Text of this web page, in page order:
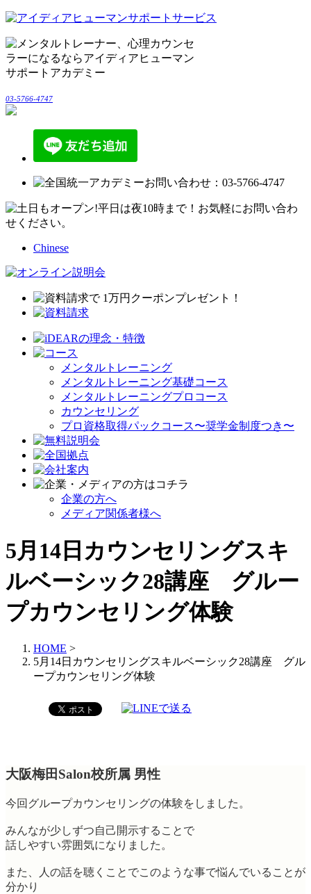
03-5766-4747
Chinese
メンタルトレーニング
メンタルトレーニング基礎コース
メンタルトレーニングプロコース
カウンセリング
プロ資格取得パックコース〜奨学金制度つき〜
企業の方へ
メディア関係者様へ
5月14日カウンセリングスキ
ルベーシック28講座 グルー
プカウンセリング体験
HOME >
5月14日カウンセリングスキルベーシック28講座 グル
ープカウンセリング体験
大阪梅田Salon校所属 男性
今回グループカウンセリングの体験をしました。
みんなが少しずつ自己開示することで
話しやすい雰囲気になりました。
また、人の話を聴くことでこのような事で悩んでいることが
分かり